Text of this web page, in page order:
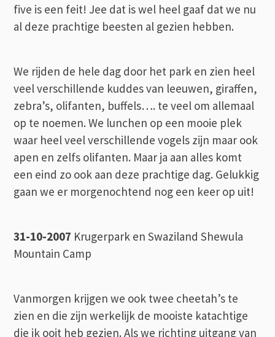
five is een feit! Jee dat is wel heel gaaf dat we nu
al deze prachtige beesten al gezien hebben.
We rijden de hele dag door het park en zien heel
veel verschillende kuddes van leeuwen, giraffen,
zebra’s, olifanten, buffels…. te veel om allemaal
op te noemen. We lunchen op een mooie plek
waar heel veel verschillende vogels zijn maar ook
apen en zelfs olifanten. Maar ja aan alles komt
een eind zo ook aan deze prachtige dag. Gelukkig
gaan we er morgenochtend nog een keer op uit!
31-10-2007 Krugerpark en Swaziland Shewula
Mountain Camp
Vanmorgen krijgen we ook twee cheetah’s te
zien en die zijn werkelijk de mooiste katachtige
die ik ooit heb gezien. Als we richting uitgang van